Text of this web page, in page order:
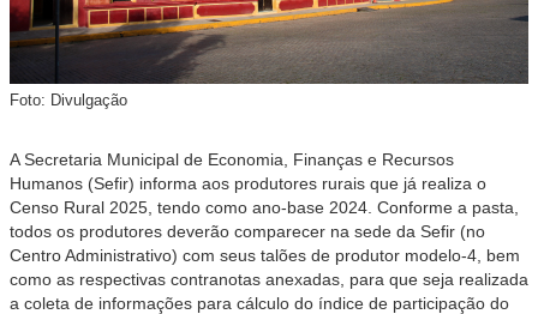
Foto: Divulgação
A Secretaria Municipal de Economia, Finanças e Recursos
Humanos (Sefir) informa aos produtores rurais que já realiza o
Censo Rural 2025, tendo como ano-base 2024. Conforme a pasta,
todos os produtores deverão comparecer na sede da Sefir (no
Centro Administrativo) com seus talões de produtor modelo-4, bem
como as respectivas contranotas anexadas, para que seja realizada
a coleta de informações para cálculo do índice de participação do